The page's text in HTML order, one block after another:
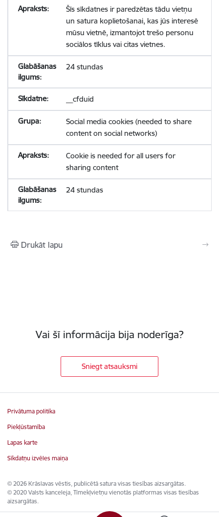
Šīs sīkdatnes ir paredzētas tādu vietņu
un satura koplietošanai, kas jūs interesē
mūsu vietnē, izmantojot trešo personu
sociālos tīklus vai citas vietnes.
24 stundas
__cfduid
Social media cookies (needed to share
content on social networks)
Cookie is needed for all users for
sharing content
24 stundas
Drukāt lapu
Vai šī informācija bija noderīga?
Sniegt atsauksmi
© 2026 Krāslavas vēstis, publicētā satura visas tiesības aizsargātas.
© 2020 Valsts kanceleja, Tīmekļvietņu vienotās platformas visas tiesības
aizsargātas.
Privātuma politika
Piekļūstamība
Lapas karte
Sīkdatņu izvēles maiņa